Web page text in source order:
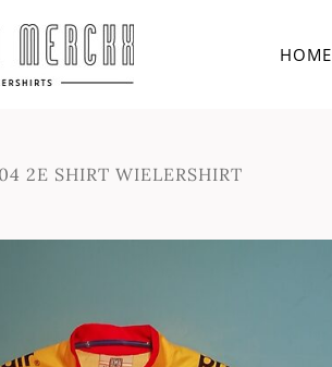
HOME
2E SHIRT WIELERSHIRT